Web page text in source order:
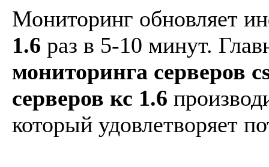
Мониторинг обновляет
1.6 раз в 5-10 минут.
мониторинга серверов
серверов кс 1.6
который удовлетворяет